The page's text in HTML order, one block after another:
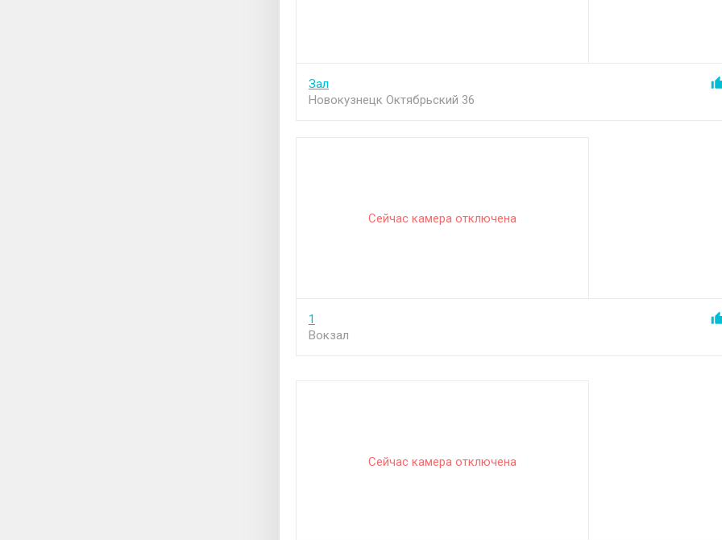
Зал
Новокузнецк Октябрьский 36
Сейчас камера отключена
1
Вокзал
Сейчас камера отключена